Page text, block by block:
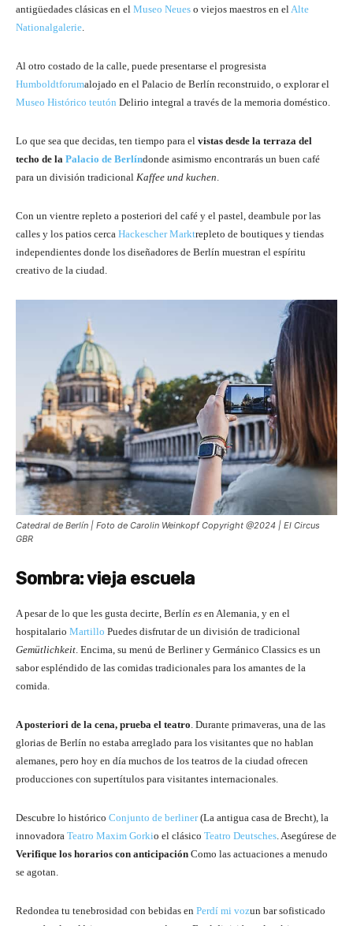
antigüedades clásicas en el Museo Neues o viejos maestros en elAlte
Nationalgalerie.
Al otro costado de la calle, puede presentarse el progresista
Humboldtforumalojado en el Palacio de Berlín reconstruido, o explorar el
Museo Histórico teutón Delirio integral a través de la memoria doméstico.
Lo que sea que decidas, ten tiempo para el vistas desde la terraza del
techo de la Palacio de Berlíndonde asimismo encontrarás un buen café
para un división tradicional Kaffee und kuchen.
Con un vientre repleto a posteriori del café y el pastel, deambule por las
calles y los patios cerca Hackescher Marktrepleto de boutiques y tiendas
independientes donde los diseñadores de Berlín muestran el espíritu
creativo de la ciudad.
Catedral de Berlín | Foto de Carolin Weinkopf Copyright @2024 | El Circus
GBR
Sombra: vieja escuela
A pesar de lo que les gusta decirte, Berlín es en Alemania, y en el
hospitalario Martillo Puedes disfrutar de un división de tradicional
Gemütlichkeit. Encima, su menú de Berliner y Germánico Classics es un
sabor espléndido de las comidas tradicionales para los amantes de la
comida.
A posteriori de la cena, prueba el teatro. Durante primaveras, una de las
glorias de Berlín no estaba arreglado para los visitantes que no hablan
alemanes, pero hoy en día muchos de los teatros de la ciudad ofrecen
producciones con supertítulos para visitantes internacionales.
Descubre lo histórico Conjunto de berliner(La antigua casa de Brecht), la
innovadora Teatro Maxim Gorkio el clásico Teatro Deutsches. Asegúrese de
Verifique los horarios con anticipación Como las actuaciones a menudo
se agotan.
Redondea tu tenebrosidad con bebidas en Perdí mi vozun bar sofisticado